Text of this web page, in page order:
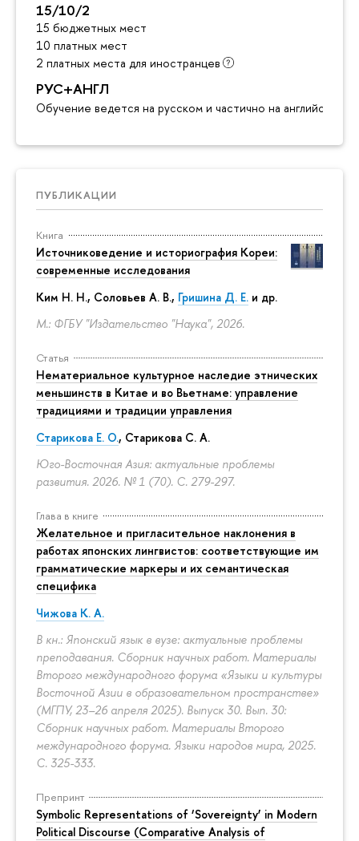
15/10/2
15 бюджетных мест
10 платных мест
2 платных места для иностранцев
РУС+АНГЛ
Обучение ведется на русском и частично на английском
ПУБЛИКАЦИИ
Книга
Источниковедение и историография Кореи:
современные исследования
Ким Н. Н., Соловьев А. В., Гришина Д. Е. и др.
М.: ФГБУ "Издательство "Наука", 2026.
Статья
Нематериальное культурное наследие этнических
меньшинств в Китае и во Вьетнаме: управление
традициями и традиции управления
Старикова Е. О., Старикова С. А.
Юго-Восточная Азия: актуальные проблемы
развития. 2026. № 1 (70). С. 279-297.
Глава в книге
Желательное и пригласительное наклонения в
работах японских лингвистов: соответствующие им
грамматические маркеры и их семантическая
специфика
Чижова К. А.
В кн.: Японский язык в вузе: актуальные проблемы
преподавания. Сборник научных работ. Материалы
Второго международного форума «Языки и культуры
Восточной Азии в образовательном пространстве»
(МГПУ, 23–26 апреля 2025). Выпуск 30. Вып. 30:
Сборник научных работ. Материалы Второго
международного форума. Языки народов мира, 2025.
С. 325-333.
Препринт
Symbolic Representations of ‘Sovereignty’ in Modern
Political Discourse (Comparative Analysis of